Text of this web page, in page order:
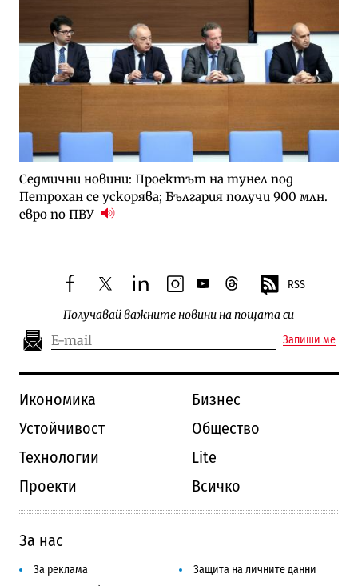
Седмични новини: Проектът на тунел под
Петрохан се ускорява; България получи 900 млн.
евро по ПВУ
facebooktwitterlinkedininstagram
youtubethreads RSS
Получавай важните новини на пощата си
Запиши ме
Икономика
Бизнес
Устойчивост
Общество
Технологии
Lite
Проекти
Всичко
За нас
За реклама
Защита на личните данни